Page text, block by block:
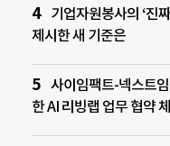
기업자원봉사의 ‘진
제시한 새 기준은
사이임팩트-넥스트
한 AI 리빙랩 업무 협약